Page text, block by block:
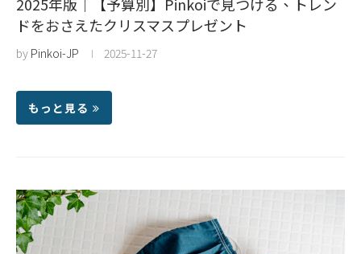
ドをおさえたクリスマスプレゼント
by Pinkoi-JP 2025-11-27
もっと見る